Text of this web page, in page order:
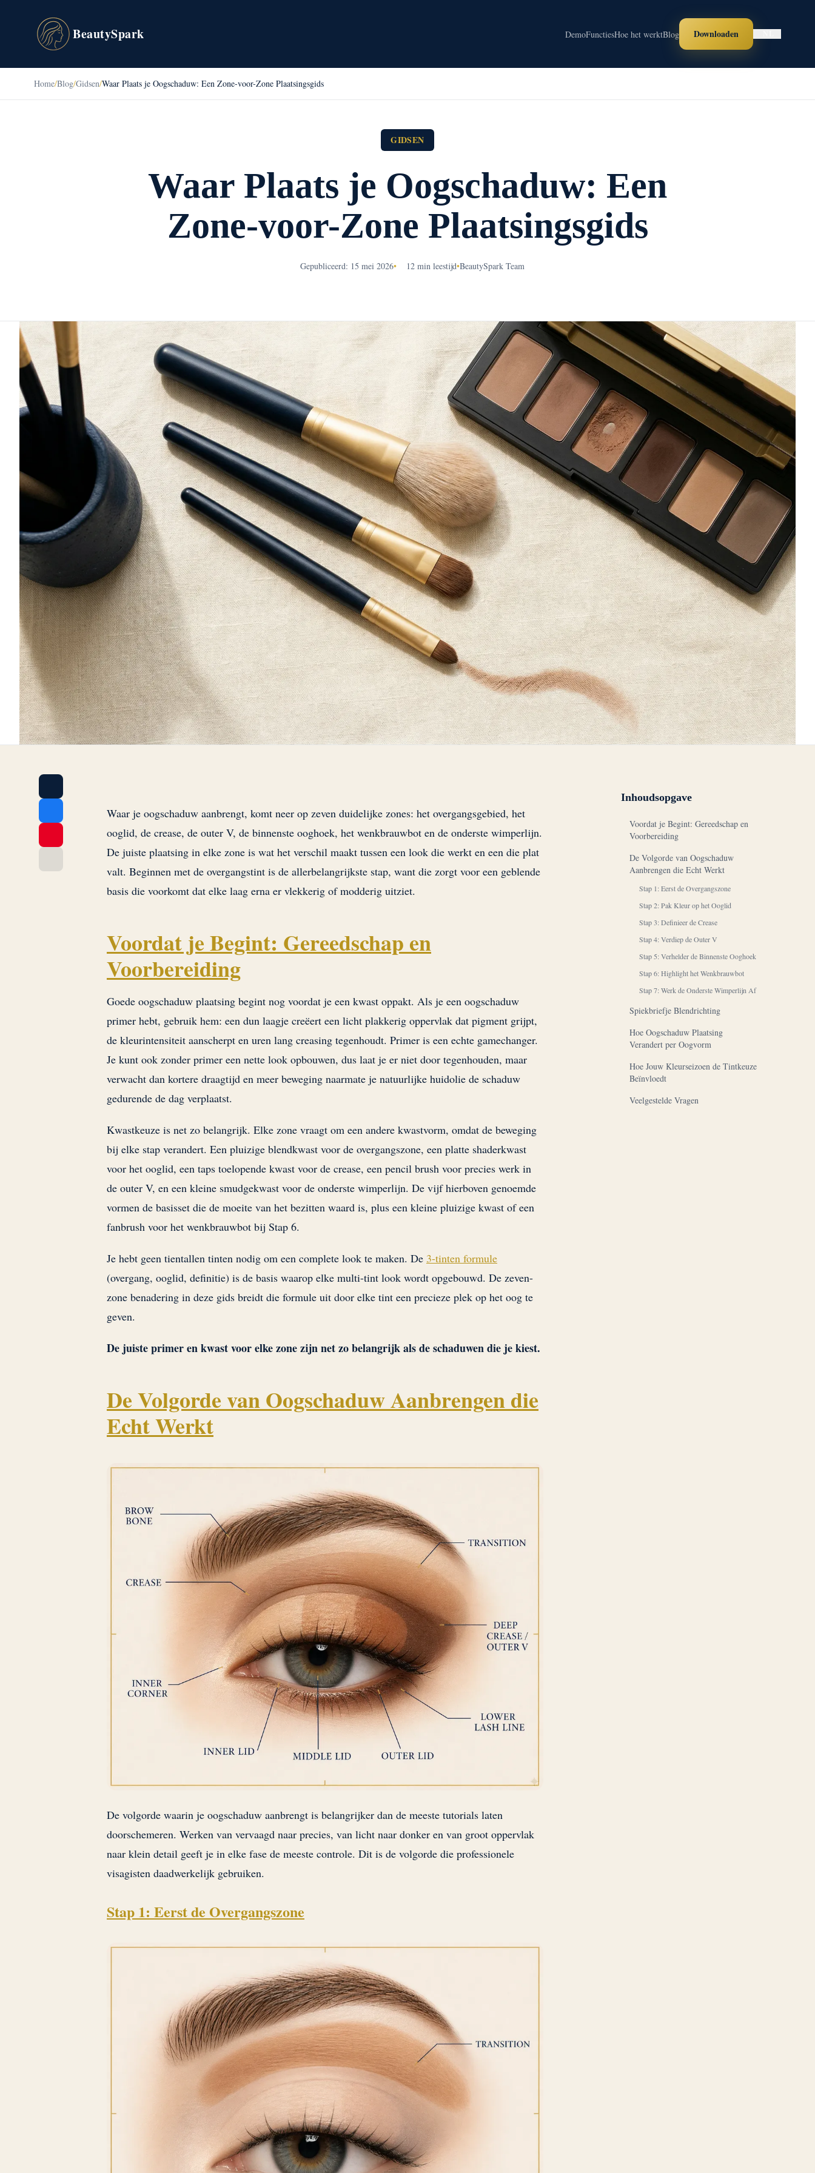
BeautySpark DemoFunctiesHoe het werktBlog Downloaden
Home/Blog/Gidsen/Waar Plaats je Oogschaduw: Een Zone-voor-Zone Plaatsingsgids
GIDSEN
Waar Plaats je Oogschaduw: Een
Zone-voor-Zone Plaatsingsgids
Gepubliceerd: 15 mei 2026• 12 min leestijd•BeautySpark Team
Waar je oogschaduw aanbrengt, komt neer op zeven duidelijke zones: het overgangsgebied, het
ooglid, de crease, de outer V, de binnenste ooghoek, het wenkbrauwbot en de onderste wimperlijn.
De juiste plaatsing in elke zone is wat het verschil maakt tussen een look die werkt en een die plat
valt. Beginnen met de overgangstint is de allerbelangrijkste stap, want die zorgt voor een geblende
basis die voorkomt dat elke laag erna er vlekkerig of modderig uitziet.
Voordat je Begint: Gereedschap en
Voorbereiding
Goede oogschaduw plaatsing begint nog voordat je een kwast oppakt. Als je een oogschaduw
primer hebt, gebruik hem: een dun laagje creëert een licht plakkerig oppervlak dat pigment grijpt,
de kleurintensiteit aanscherpt en uren lang creasing tegenhoudt. Primer is een echte gamechanger.
Je kunt ook zonder primer een nette look opbouwen, dus laat je er niet door tegenhouden, maar
verwacht dan kortere draagtijd en meer beweging naarmate je natuurlijke huidolie de schaduw
gedurende de dag verplaatst.
Kwastkeuze is net zo belangrijk. Elke zone vraagt om een andere kwastvorm, omdat de beweging
bij elke stap verandert. Een pluizige blendkwast voor de overgangszone, een platte shaderkwast
voor het ooglid, een taps toelopende kwast voor de crease, een pencil brush voor precies werk in
de outer V, en een kleine smudgekwast voor de onderste wimperlijn. De vijf hierboven genoemde
vormen de basisset die de moeite van het bezitten waard is, plus een kleine pluizige kwast of een
fanbrush voor het wenkbrauwbot bij Stap 6.
Je hebt geen tientallen tinten nodig om een complete look te maken. De 3-tinten formule
(overgang, ooglid, definitie) is de basis waarop elke multi-tint look wordt opgebouwd. De zeven-
zone benadering in deze gids breidt die formule uit door elke tint een precieze plek op het oog te
geven.
De juiste primer en kwast voor elke zone zijn net zo belangrijk als de schaduwen die je kiest.
De Volgorde van Oogschaduw Aanbrengen die
Echt Werkt
De volgorde waarin je oogschaduw aanbrengt is belangrijker dan de meeste tutorials laten
doorschemeren. Werken van vervaagd naar precies, van licht naar donker en van groot oppervlak
naar klein detail geeft je in elke fase de meeste controle. Dit is de volgorde die professionele
visagisten daadwerkelijk gebruiken.
Stap 1: Eerst de Overgangszone
Inhoudsopgave
Voordat je Begint: Gereedschap en
Voorbereiding
De Volgorde van Oogschaduw
Aanbrengen die Echt Werkt
Stap 1: Eerst de Overgangszone
Stap 2: Pak Kleur op het Ooglid
Stap 3: Definieer de Crease
Stap 4: Verdiep de Outer V
Stap 5: Verhelder de Binnenste Ooghoek
Stap 6: Highlight het Wenkbrauwbot
Stap 7: Werk de Onderste Wimperlijn Af
Spiekbriefje Blendrichting
Hoe Oogschaduw Plaatsing
Verandert per Oogvorm
Hoe Jouw Kleurseizoen de Tintkeuze
Beïnvloedt
Veelgestelde Vragen